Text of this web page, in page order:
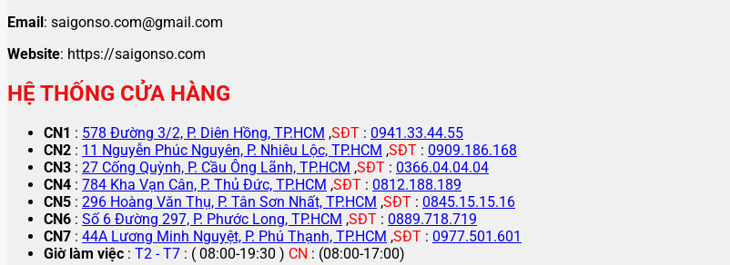
Email: saigonso.com@gmail.com
Website: https://saigonso.com
HỆ THỐNG CỬA HÀNG
CN1 : 578 Đường 3/2, P. Diên Hồng, TP.HCM ,SĐT : 0941.33.44.55
CN2 : 11 Nguyễn Phúc Nguyên, P. Nhiêu Lộc, TP.HCM ,SĐT : 0909.186.168
CN3 : 27 Cống Quỳnh, P. Cầu Ông Lãnh, TP.HCM ,SĐT : 0366.04.04.04
CN4 : 784 Kha Vạn Cân, P. Thủ Đức, TP.HCM ,SĐT : 0812.188.189
CN5 : 296 Hoàng Văn Thụ, P. Tân Sơn Nhất, TP.HCM ,SĐT : 0845.15.15.16
CN6 : Số 6 Đường 297, P. Phước Long, TP.HCM ,SĐT : 0889.718.719
CN7 : 44A Lương Minh Nguyệt, P. Phú Thạnh, TP.HCM ,SĐT : 0977.501.601
Giờ làm việc : T2 - T7 : ( 08:00-19:30 ) CN : (08:00-17:00)